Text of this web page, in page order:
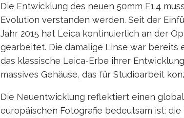
Die Entwicklung des neuen 50mm F1.4
Evolution verstanden werden. Seit der
Jahr 2015 hat Leica kontinuierlich an der
gearbeitet. Die damalige Linse war
das klassische Leica-Erbe ihrer
massives Gehäuse, das für Studioarbeit
Die Neuentwicklung reflektiert einen
europäischen Fotografie bedeutsam ist: